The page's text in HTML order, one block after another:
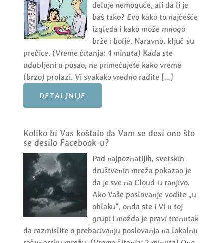
deluje nemoguće, ali da li je
baš tako? Evo kako to najčešće
izgleda i kako može mnogo
brže i bolje. Naravno, ključ su
prečice. (Vreme čitanja: 4 minuta) Kada ste
udubljeni u posao, ne primećujete kako vreme
(brzo) prolazi. Vi svakako vredno radite […]
DETALJNIJE
Koliko bi Vas koštalo da Vam se desi ono što
se desilo Facebook-u?
Pad najpoznatijih, svetskih
društvenih mreža pokazao je
da je sve na Cloud-u ranjivo.
Ako Vaše poslovanje vodite „u
oblaku“, onda ste i Vi u toj
grupi i možda je pravi trenutak
da razmislite o prebacivanju poslovanja na lokalnu